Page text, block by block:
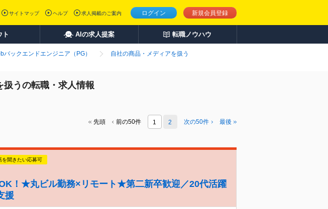
ログイン 新規会員登録
サイトマップ ヘルプ 求人掲載のご案内
ト AIの求人提案 転職ノウハウ
バックエンドエンジニア（PG）
自社の商品・メディアを扱う
うの転職・求人情報
先頭 前の50件 1 2 次の50件 最後
を聞きたい応募可
OK！★丸ビル勤務×リモート★第二新卒歓迎／20代活躍
援